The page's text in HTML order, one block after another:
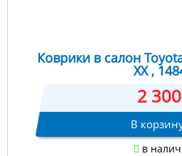
Коврики в салон
XX ,
2 300
В
в